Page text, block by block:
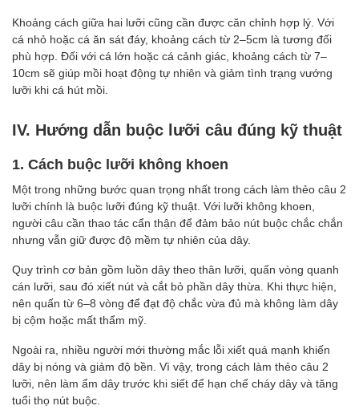
Khoảng cách giữa hai lưỡi cũng cần được căn chỉnh hợp lý. Với
cá nhỏ hoặc cá ăn sát đáy, khoảng cách từ 2–5cm là tương đối
phù hợp. Đối với cá lớn hoặc cá cảnh giác, khoảng cách từ 7–
10cm sẽ giúp mồi hoạt động tự nhiên và giảm tình trạng vướng
lưỡi khi cá hút mồi.
IV. Hướng dẫn buộc lưỡi câu đúng kỹ thuật
1. Cách buộc lưỡi không khoen
Một trong những bước quan trọng nhất trong cách làm thẻo câu 2
lưỡi chính là buộc lưỡi đúng kỹ thuật. Với lưỡi không khoen,
người câu cần thao tác cẩn thận để đảm bảo nút buộc chắc chắn
nhưng vẫn giữ được độ mềm tự nhiên của dây.
Quy trình cơ bản gồm luồn dây theo thân lưỡi, quấn vòng quanh
cán lưỡi, sau đó xiết nút và cắt bỏ phần dây thừa. Khi thực hiện,
nên quấn từ 6–8 vòng để đạt độ chắc vừa đủ mà không làm dây
bị cộm hoặc mất thẩm mỹ.
Ngoài ra, nhiều người mới thường mắc lỗi xiết quá mạnh khiến
dây bị nóng và giảm độ bền. Vì vậy, trong cách làm thẻo câu 2
lưỡi, nên làm ẩm dây trước khi siết để hạn chế cháy dây và tăng
tuổi thọ nút buộc.